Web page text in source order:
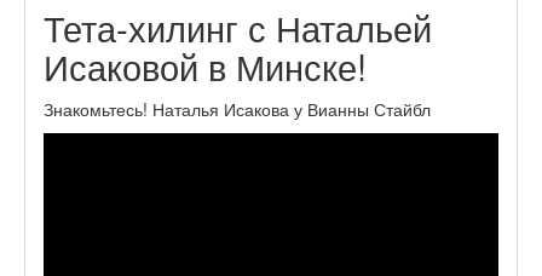
Тета-хилинг с Натальей
Исаковой в Минске!
Знакомьтесь! Наталья Исакова у Вианны Стайбл